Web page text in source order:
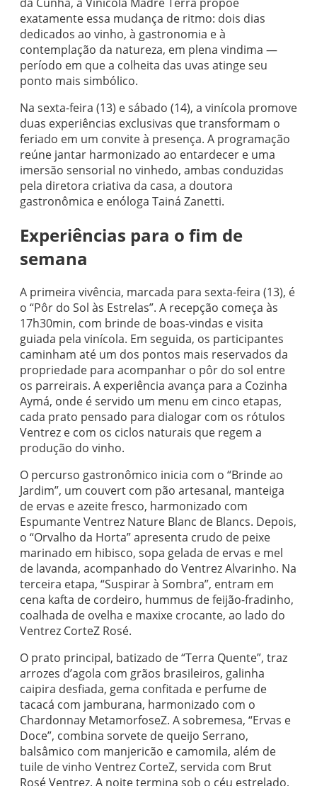
exatamente essa mudança de ritmo: dois dias
dedicados ao vinho, à gastronomia e à
contemplação da natureza, em plena vindima —
período em que a colheita das uvas atinge seu
ponto mais simbólico.
Na sexta-feira (13) e sábado (14), a vinícola promove
duas experiências exclusivas que transformam o
feriado em um convite à presença. A programação
reúne jantar harmonizado ao entardecer e uma
imersão sensorial no vinhedo, ambas conduzidas
pela diretora criativa da casa, a doutora
gastronômica e enóloga Tainá Zanetti.
Experiências para o fim de
semana
A primeira vivência, marcada para sexta-feira (13), é
o “Pôr do Sol às Estrelas”. A recepção começa às
17h30min, com brinde de boas-vindas e visita
guiada pela vinícola. Em seguida, os participantes
caminham até um dos pontos mais reservados da
propriedade para acompanhar o pôr do sol entre
os parreirais. A experiência avança para a Cozinha
Aymá, onde é servido um menu em cinco etapas,
cada prato pensado para dialogar com os rótulos
Ventrez e com os ciclos naturais que regem a
produção do vinho.
O percurso gastronômico inicia com o “Brinde ao
Jardim”, um couvert com pão artesanal, manteiga
de ervas e azeite fresco, harmonizado com
Espumante Ventrez Nature Blanc de Blancs. Depois,
o “Orvalho da Horta” apresenta crudo de peixe
marinado em hibisco, sopa gelada de ervas e mel
de lavanda, acompanhado do Ventrez Alvarinho. Na
terceira etapa, “Suspirar à Sombra”, entram em
cena kafta de cordeiro, hummus de feijão-fradinho,
coalhada de ovelha e maxixe crocante, ao lado do
Ventrez CorteZ Rosé.
O prato principal, batizado de “Terra Quente”, traz
arrozes d’agola com grãos brasileiros, galinha
caipira desfiada, gema confitada e perfume de
tacacá com jamburana, harmonizado com o
Chardonnay MetamorfoseZ. A sobremesa, “Ervas e
Doce”, combina sorvete de queijo Serrano,
balsâmico com manjericão e camomila, além de
tuile de vinho Ventrez CorteZ, servida com Brut
Rosé Ventrez. A noite termina sob o céu estrelado,